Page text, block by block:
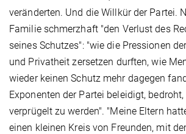
veränderten. Und die Willkür der Partei.
Familie schmerzhaft "den Verlust des
seines Schutzes": "wie die Pressionen
und Privatheit zersetzen durften, wie
wieder keinen Schutz mehr dagegen
Exponenten der Partei beleidigt,
verprügelt zu werden". "Meine Eltern
einen kleinen Kreis von Freunden, mit